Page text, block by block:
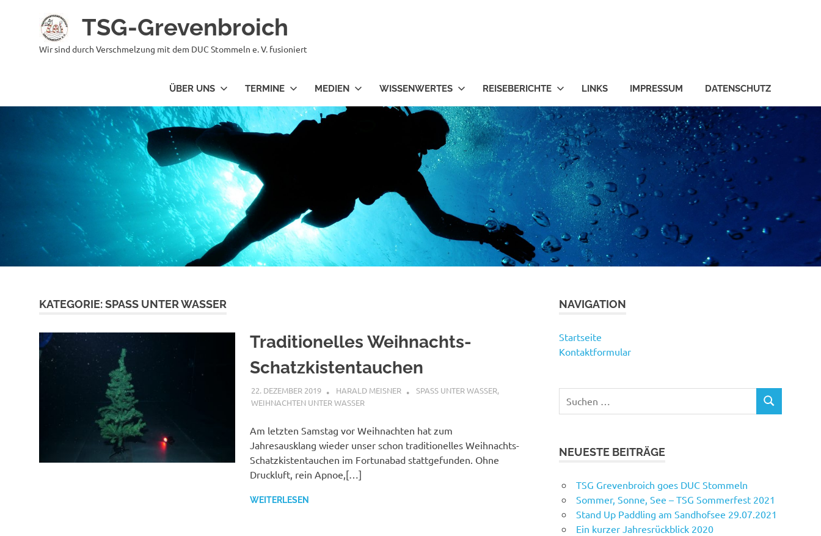
TSG-Grevenbroich
Wir sind durch Verschmelzung mit dem DUC Stommeln e. V. fusioniert
ÜBER UNS TERMINE MEDIEN WISSENWERTES REISEBERICHTE LINKS IMPRESSUM DATENSCHUTZ
KATEGORIE:SPASS UNTER WASSER
Traditionelles Weihnachts-
Schatzkistentauchen
22. DEZEMBER 2019 HARALD MEISNER SPASS UNTER WASSER ,
WEIHNACHTEN UNTER WASSER
Am letzten Samstag vor Weihnachten hat zum
Jahresausklang wieder unser schon traditionelles Weihnachts-
Schatzkistentauchen im Fortunabad stattgefunden. Ohne
Druckluft, rein Apnoe,[…]
WEITERLESEN
NAVIGATION
Startseite
Kontaktformular
nach:
SUCHEN
NEUESTE BEITRÄGE
TSG Grevenbroich goes DUC Stommeln
Sommer, Sonne, See – TSG Sommerfest 2021
Stand Up Paddling am Sandhofsee 29.07.2021
Ein kurzer Jahresrückblick 2020